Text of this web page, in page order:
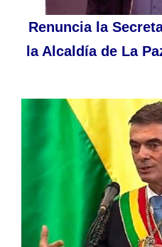
Renuncia la
la Alcaldía de La